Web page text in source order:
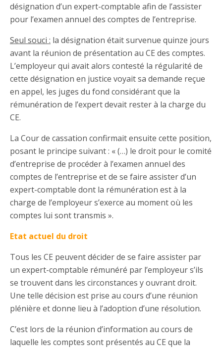
désignation d’un expert-comptable afin de l’assister
pour l’examen annuel des comptes de l’entreprise.
Seul souci : la désignation était survenue quinze jours
avant la réunion de présentation au CE des comptes.
L’employeur qui avait alors contesté la régularité de
cette désignation en justice voyait sa demande reçue
en appel, les juges du fond considérant que la
rémunération de l’expert devait rester à la charge du
CE.
La Cour de cassation confirmait ensuite cette position,
posant le principe suivant : « (…) le droit pour le comité
d’entreprise de procéder à l’examen annuel des
comptes de l’entreprise et de se faire assister d’un
expert-comptable dont la rémunération est à la
charge de l’employeur s’exerce au moment où les
comptes lui sont transmis ».
Etat actuel du droit
Tous les CE peuvent décider de se faire assister par
un expert-comptable rémunéré par l’employeur s’ils
se trouvent dans les circonstances y ouvrant droit.
Une telle décision est prise au cours d’une réunion
plénière et donne lieu à l’adoption d’une résolution.
C’est lors de la réunion d’information au cours de
laquelle les comptes sont présentés au CE que la